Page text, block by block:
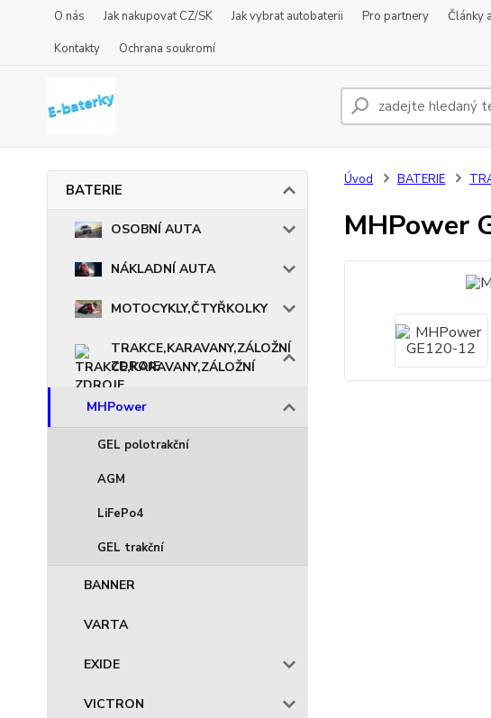
O nás Jak nakupovat CZ/SK Jak vybrat autobaterii Pro partnery Články
Kontakty
Ochrana soukromí
BATERIE
OSOBNÍ AUTA
NÁKLADNÍ AUTA
MOTOCYKLY,ČTYŘKOLKY
TRAKCE,KARAVANY,ZÁLOŽNÍ
ZDROJE
MHPower
GEL polotrakční
AGM
LiFePo4
GEL trakční
BANNER
VARTA
EXIDE
VICTRON
Úvod BATERIE
MHPower